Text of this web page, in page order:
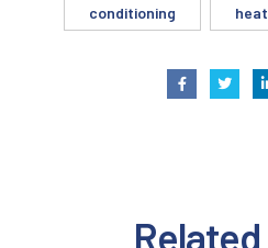
conditioning heat
Related